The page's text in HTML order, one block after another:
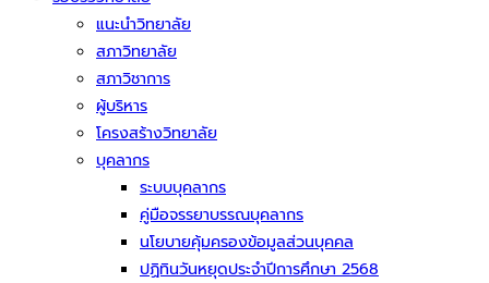
แนะนำวิทยาลัย
สภาวิทยาลัย
สภาวิชาการ
ผู้บริหาร
โครงสร้างวิทยาลัย
บุคลากร
ระบบบุคลากร
คู่มือจรรยาบรรณบุคลากร
นโยบายคุ้มครองข้อมูลส่วนบุคคล
ปฏิทินวันหยุดประจำปีการศึกษา 2568